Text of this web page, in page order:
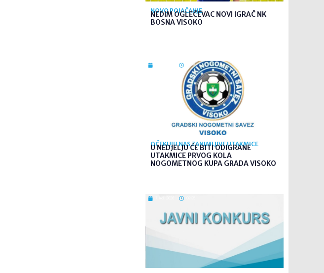
NOVO POJAČANJE
NEDIM OGLEČEVAC NOVI IGRAČ NK
BOSNA VISOKO
09:26
OČEKUJU NAS ZANIMLJIVE UTAKMICE
U NEDJELJU ĆE BITI ODIGRANE
UTAKMICE PRVOG KOLA
NOGOMETNOG KUPA GRADA VISOKO